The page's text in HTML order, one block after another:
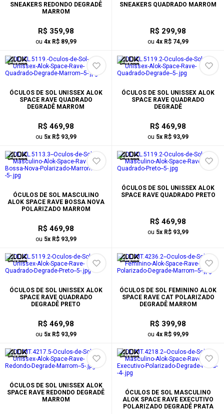
SNEAKERS REDONDO DEGRADÊ
MARROM
R$ 359,98
ou 4x R$ 89,99
SNEAKERS QUADRADO MARROM
R$ 299,98
ou 4x R$ 74,99
ÓCULOS DE SOL UNISSEX ALOK
SPACE RAVE QUADRADO
DEGRADÊ MARROM
R$ 469,98
ou 5x R$ 93,99
ÓCULOS DE SOL UNISSEX ALOK
SPACE RAVE QUADRADO
DEGRADÊ
R$ 469,98
ou 5x R$ 93,99
ÓCULOS DE SOL MASCULINO
ALOK SPACE RAVE BOSSA NOVA
POLARIZADO MARROM
R$ 469,98
ou 5x R$ 93,99
ÓCULOS DE SOL UNISSEX ALOK
SPACE RAVE QUADRADO PRETO
R$ 469,98
ou 5x R$ 93,99
ÓCULOS DE SOL UNISSEX ALOK
SPACE RAVE QUADRADO
DEGRADÊ PRETO
R$ 469,98
ou 5x R$ 93,99
ÓCULOS DE SOL FEMININO ALOK
SPACE RAVE CAT POLARIZADO
DEGRADÊ MARROM
R$ 399,98
ou 4x R$ 99,99
ÓCULOS DE SOL UNISSEX ALOK
SPACE RAVE REDONDO DEGRADÊ
MARROM
ÓCULOS DE SOL MASCULINO
ALOK SPACE RAVE EXECUTIVO
POLARIZADO DEGRADÊ PRATA